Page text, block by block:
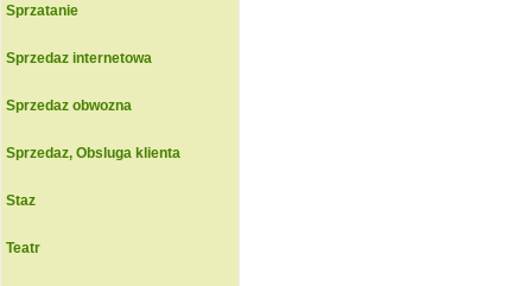
Sprzatanie
Sprzedaz internetowa
Sprzedaz obwozna
Sprzedaz, Obsluga klienta
Staz
Teatr